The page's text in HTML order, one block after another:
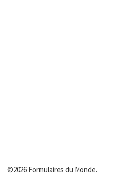
©2026 Formulaires du Monde.